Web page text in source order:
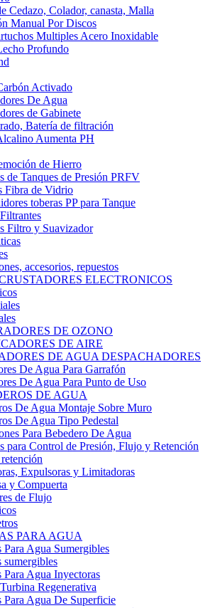
Cedazo, Colador, canasta, Malla
Manual Por Discos
Multiples Acero Inoxidable
Profundo
Activado
De Agua
de Gabinete
Batería de filtración
Aumenta PH
de Hierro
de Tanques de Presión PRFV
Fibra de Vidrio
toberas PP para Tanque
Filtro y Suavizador
accesorios, repuestos
ELECTRONICOS
DE OZONO
DE AIRE
DE AGUA DESPACHADORES
De Agua Para Garrafón
De Agua Para Punto de Uso
DE AGUA
De Agua Montaje Sobre Muro
De Agua Tipo Pedestal
Para Bebedero De Agua
para Control de Presión, Flujo y Retención
Expulsoras y Limitadoras
y Compuerta
de Flujo
PARA AGUA
Para Agua Sumergibles
sumergibles
Para Agua Inyectoras
Regenerativa
Para Agua De Superficie